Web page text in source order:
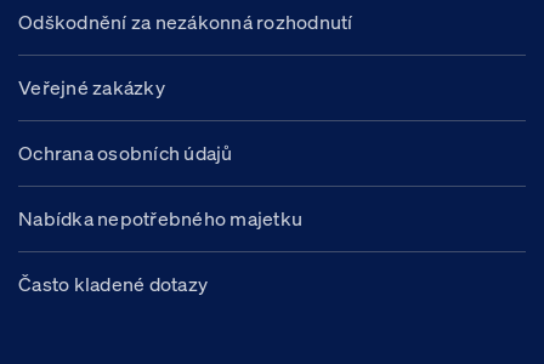
Odškodnění za nezákonná rozhodnutí
Veřejné zakázky
Ochrana osobních údajů
Nabídka nepotřebného majetku
Často kladené dotazy